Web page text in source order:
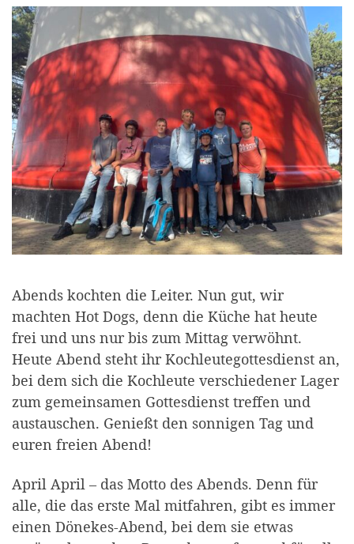
Abends kochten die Leiter. Nun gut, wir
machten Hot Dogs, denn die Küche hat heute
frei und uns nur bis zum Mittag verwöhnt.
Heute Abend steht ihr Kochleutegottesdienst an,
bei dem sich die Kochleute verschiedener Lager
zum gemeinsamen Gottesdienst treffen und
austauschen. Genießt den sonnigen Tag und
euren freien Abend!
April April – das Motto des Abends. Denn für
alle, die das erste Mal mitfahren, gibt es immer
einen Dönekes-Abend, bei dem sie etwas